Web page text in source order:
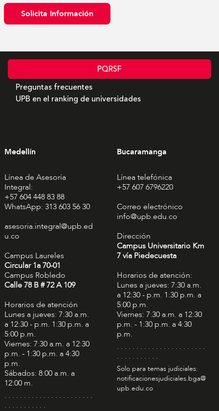
Solicita Información
PQRSF
Preguntas frecuentes
UPB en el ranking de universidades
Medellín
Línea de Asesoría
Integral:
+57 604 448 83 88
WhatsApp: 313 603 56 30
asesoria.integral@upb.ed
u.co
Campus Laureles
Circular 1a 70-01
Campus Robledo
Calle 78 B # 72 A 109
Horarios de atención
Lunes a jueves: 7:30 a.m.
a 12:30 - p.m. 1:30 p.m. a
5:00 p.m.
Viernes: 7:30 a.m. a 12:30
p.m. - 1:30 p.m. a 4:30
p.m.
Sábados: 8:00 a.m. a
12:00 m.
. . . . . . . . . . . . . . . . . . . . . . .
. . . . . . . . . . .
Bucaramanga
Línea telefónica
+57 607 6796220
Correo electrónico
info@upb.edu.co
Dirección
Campus Universitario Km
7 vía Piedecuesta
Horarios de atención:
Lunes a jueves: 7:30 a.m.
a 12:30 - p.m. 1:30 p.m. a
5:00 p.m.
Viernes: 7:30 a.m. a 12:30
p.m. - 1:30 p.m. a 4:30
p.m.
. . . . . . . . . . . . . . . . . . . . . . .
. . . . . . . . . . .
Solo para temas judiciales:
notificacionesjudiciales.bga@
upb.edu.co